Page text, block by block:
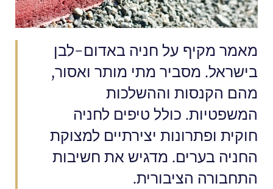
מאמר מקיף על חניה באדום-לבן
בישראל. מסביר מתי מותר ואסור,
מהם הקנסות וההשלכות
המשפטיות. כולל טיפים לחניה
חוקית ופתרונות יצירתיים למצוקת
החניה בערים. מדגיש את חשיבות
התחבורה הציבורית.